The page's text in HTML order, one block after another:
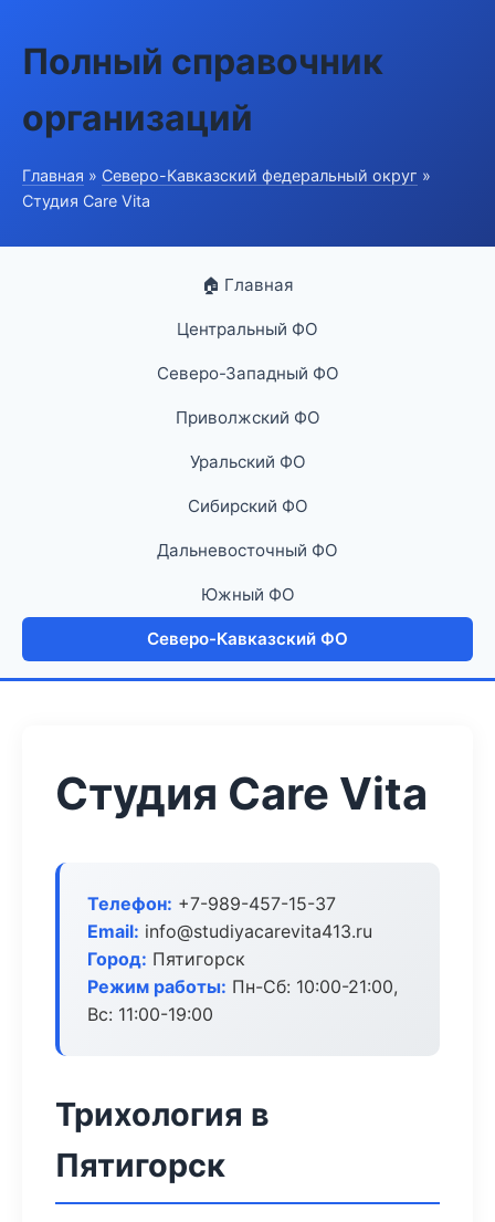
Полный справочник
организаций
Главная » Северо-Кавказский федеральный округ »
Студия Care Vita
🏠 Главная
Центральный ФО
Северо-Западный ФО
Приволжский ФО
Уральский ФО
Сибирский ФО
Дальневосточный ФО
Южный ФО
Северо-Кавказский ФО
Студия Care Vita
Телефон: +7-989-457-15-37
Email: info@studiyacarevita413.ru
Город: Пятигорск
Режим работы: Пн-Сб: 10:00-21:00,
Вс: 11:00-19:00
Трихология в
Пятигорск